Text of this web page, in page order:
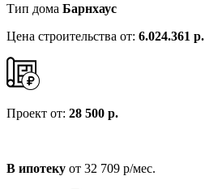
Тип дома Барнхаус
Цена строительства от: 6.024.361 р.
Проект от: 28 500 р.
В ипотеку от 32 709 р/мес.